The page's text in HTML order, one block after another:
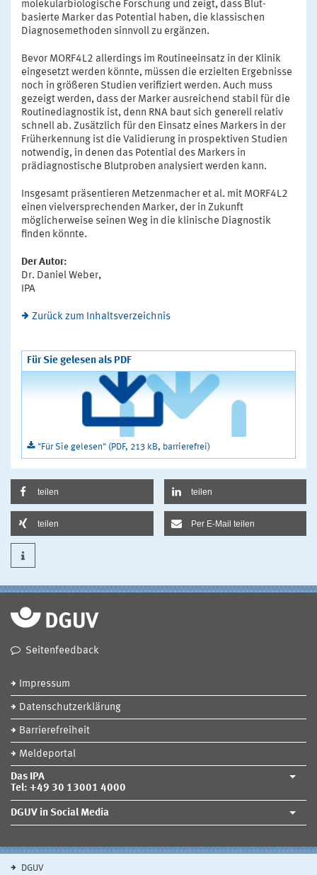
molekularbiologische Forschung und zeigt, dass Blut-
basierte Marker das Potential haben, die klassischen
Diagnosemethoden sinnvoll zu ergänzen.
Bevor MORF4L2 allerdings im Routineeinsatz in der Klinik
eingesetzt werden könnte, müssen die erzielten Ergebnisse
noch in größeren Studien verifiziert werden. Auch muss
gezeigt werden, dass der Marker ausreichend stabil für die
Routinediagnostik ist, denn RNA baut sich generell relativ
schnell ab. Zusätzlich für den Einsatz eines Markers in der
Früherkennung ist die Validierung in prospektiven Studien
notwendig, in denen das Potential des Markers in
prädiagnostische Blutproben analysiert werden kann.
Insgesamt präsentieren Metzenmacher et al. mit MORF4L2
einen vielversprechenden Marker, der in Zukunft
möglicherweise seinen Weg in die klinische Diagnostik
finden könnte.
Der Autor:
Dr. Daniel Weber,
IPA
Zurück zum Inhaltsverzeichnis
Für Sie gelesen als PDF
"Für Sie gelesen" (PDF, 213 kB, barrierefrei)
teilen teilen
teilen Per E-Mail teilen
Seitenfeedback
Impressum
Datenschutzerklärung
Barrierefreiheit
Meldeportal
Das IPA
Tel: +49 30 13001 4000
DGUV in Social Media
DGUV